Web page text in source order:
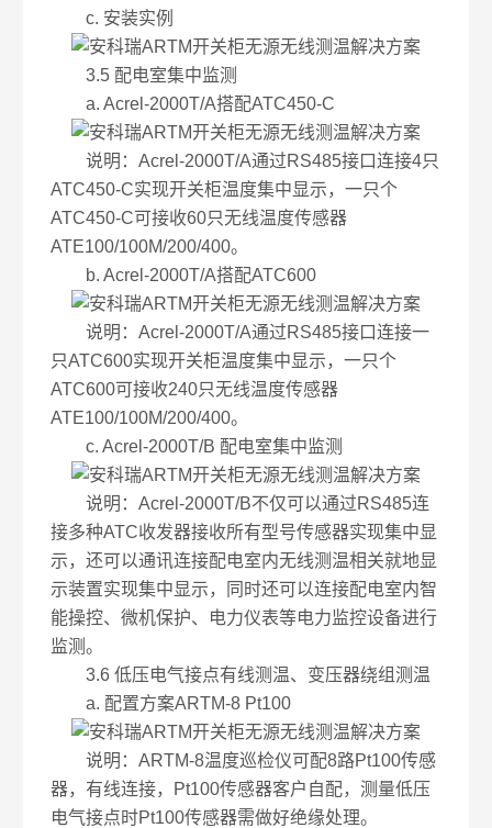
c. 安装实例
3.5 配电室集中监测
a. Acrel-2000T/A搭配ATC450-C
说明：Acrel-2000T/A通过RS485接口连接4只
ATC450-C实现开关柜温度集中显示，一只个
ATC450-C可接收60只无线温度传感器
ATE100/100M/200/400。
b. Acrel-2000T/A搭配ATC600
说明：Acrel-2000T/A通过RS485接口连接一
只ATC600实现开关柜温度集中显示，一只个
ATC600可接收240只无线温度传感器
ATE100/100M/200/400。
c. Acrel-2000T/B 配电室集中监测
说明：Acrel-2000T/B不仅可以通过RS485连
接多种ATC收发器接收所有型号传感器实现集中显
示，还可以通讯连接配电室内无线测温相关就地显
示装置实现集中显示，同时还可以连接配电室内智
能操控、微机保护、电力仪表等电力监控设备进行
监测。
3.6 低压电气接点有线测温、变压器绕组测温
a. 配置方案ARTM-8 Pt100
说明：ARTM-8温度巡检仪可配8路Pt100传感
器，有线连接，Pt100传感器客户自配，测量低压
电气接点时Pt100传感器需做好绝缘处理。